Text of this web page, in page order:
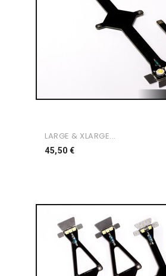
LARGE & XLARGE...
45,50 €Preço